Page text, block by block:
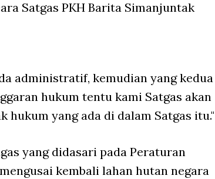
Satgas PKH Barita Simanjuntak
administratif, kemudian yang kedua
hukum tentu kami Satgas akan
hukum yang ada di dalam Satgas itu."
yang didasari pada Peraturan
kembali lahan hutan negara